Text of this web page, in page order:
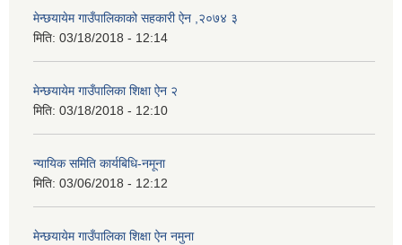
मेन्छयायेम गाउँपालिकाको सहकारी ऐन ,२०७४ ३
मिति: 03/18/2018 - 12:14
मेन्छयायेम गाउँपालिका शिक्षा ऐन २
मिति: 03/18/2018 - 12:10
न्यायिक समिति कार्यबिधि-नमूना
मिति: 03/06/2018 - 12:12
मेन्छयायेम गाउँपालिका शिक्षा ऐन नमुना